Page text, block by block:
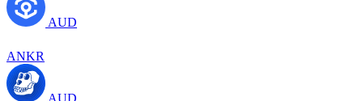
AUD
ANKR
AUD